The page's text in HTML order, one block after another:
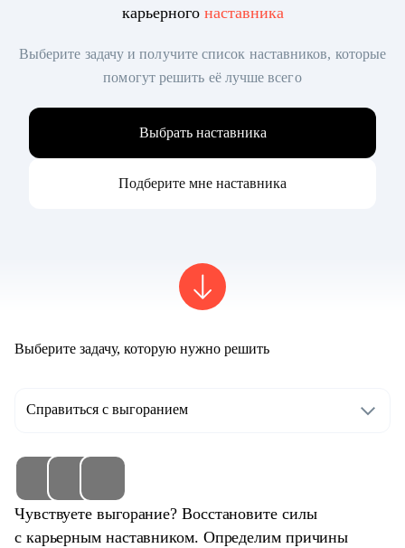
карьерного наставника
Выберите задачу и получите список наставников, которые
помогут решить её лучше всего
Выбрать наставника
Подберите мне наставника
Выберите задачу, которую нужно решить
Справиться с выгоранием
Чувствуете выгорание? Восстановите силы
с карьерным наставником. Определим причины